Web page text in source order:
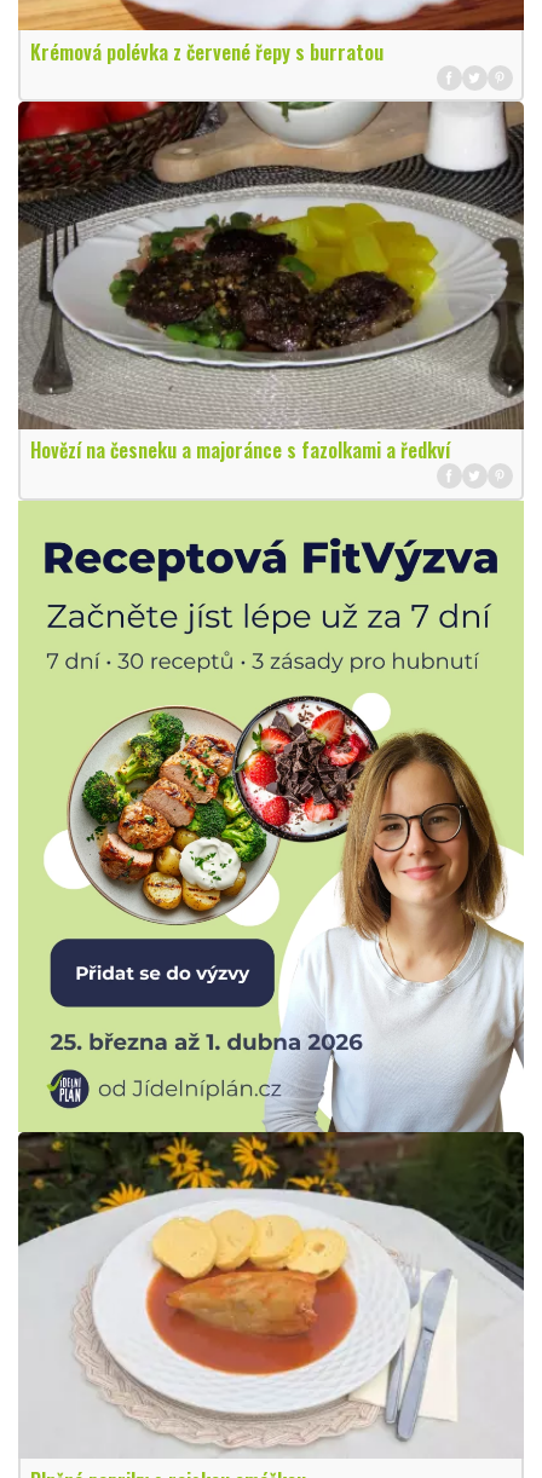
Krémová polévka z červené řepy s burratou
Hovězí na česneku a majoránce s fazolkami a ředkví